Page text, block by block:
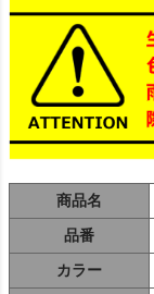
商品名
品番
カラー